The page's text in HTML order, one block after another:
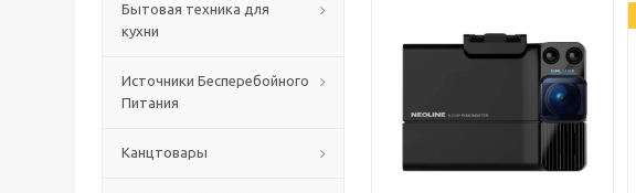
Бытовая техника для
кухни
Источники Бесперебойного
Питания
Канцтовары